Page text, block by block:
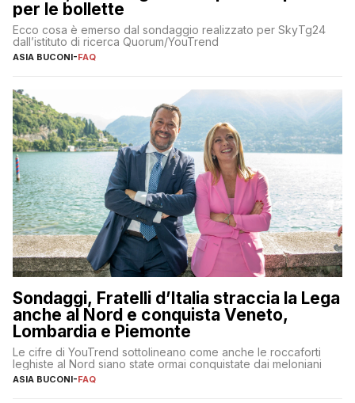
per le bollette
Ecco cosa è emerso dal sondaggio realizzato per SkyTg24
dall’istituto di ricerca Quorum/YouTrend
ASIA BUCONI-FAQ
Sondaggi, Fratelli d’Italia straccia la Lega
anche al Nord e conquista Veneto,
Lombardia e Piemonte
Le cifre di YouTrend sottolineano come anche le roccaforti
leghiste al Nord siano state ormai conquistate dai meloniani
ASIA BUCONI-FAQ